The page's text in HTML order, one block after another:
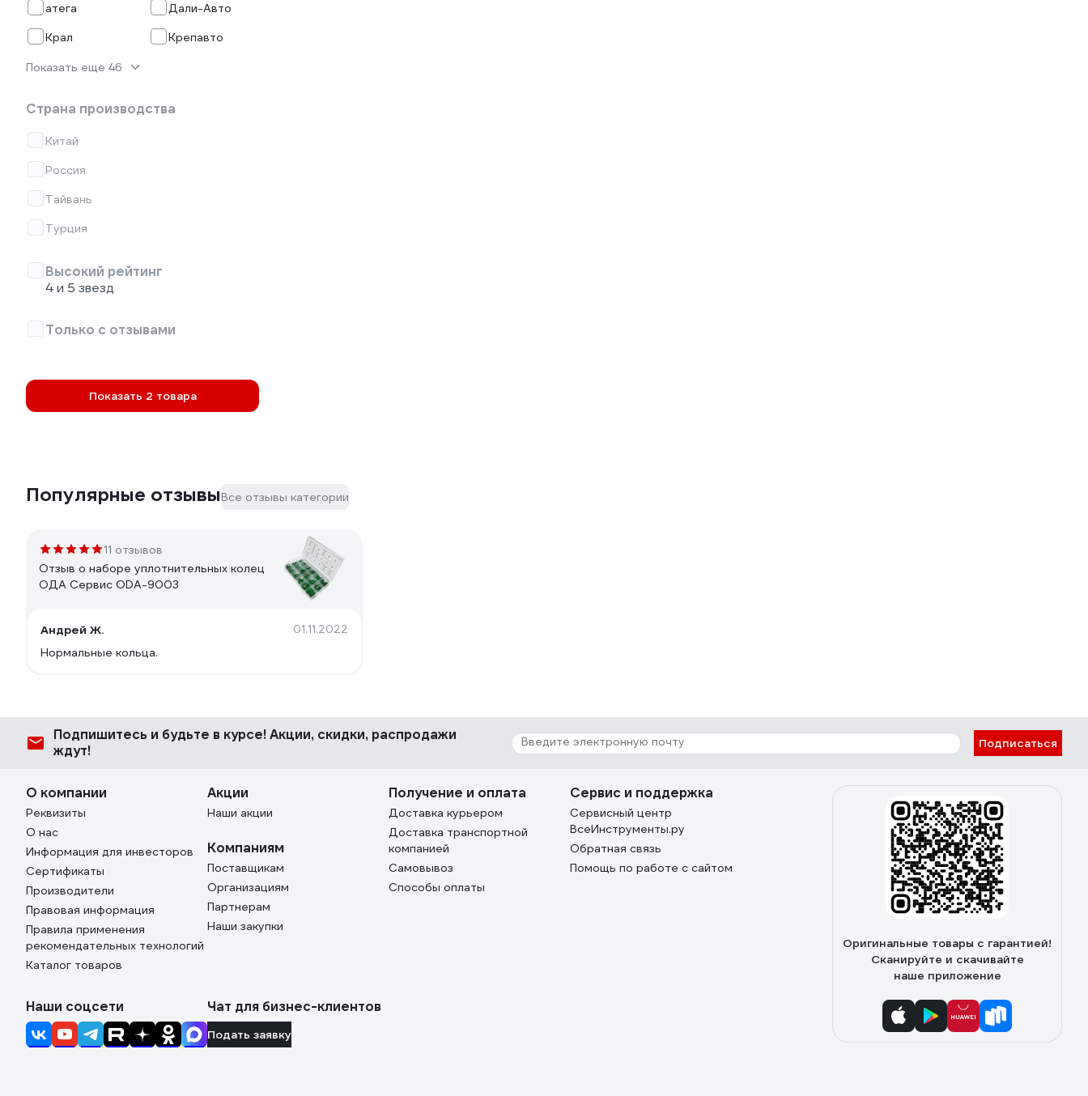
атега
Дали-Авто
Крал
Крепавто
Показать еще 46
Страна производства
Китай
Россия
Тайвань
Турция
Высокий рейтинг
4 и 5 звезд
Только с отзывами
Показать 2 товара
Популярные отзывыВсе отзывы категории
11 отзывов
Отзыв о наборе уплотнительных колец
ОДА Сервис ODA-9003
Андрей Ж. 01.11.2022
Нормальные кольца.
Подпишитесь и будьте в курсе! Акции, скидки, распродажи
ждут!
Подписаться
О компании
Реквизиты
О нас
Информация для инвесторов
Сертификаты
Производители
Правовая информация
Правила применения
рекомендательных технологий
Каталог товаров
Акции
Наши акции
Компаниям
Поставщикам
Организациям
Партнерам
Наши закупки
Получение и оплата
Доставка курьером
Доставка транспортной
компанией
Самовывоз
Способы оплаты
Сервис и поддержка
Сервисный центр
ВсеИнструменты.ру
Обратная связь
Помощь по работе с сайтом
Оригинальные товары с гарантией!
Сканируйте и скачивайте
наше приложение
Наши соцсети Чат для бизнес-клиентов
Подать заявку